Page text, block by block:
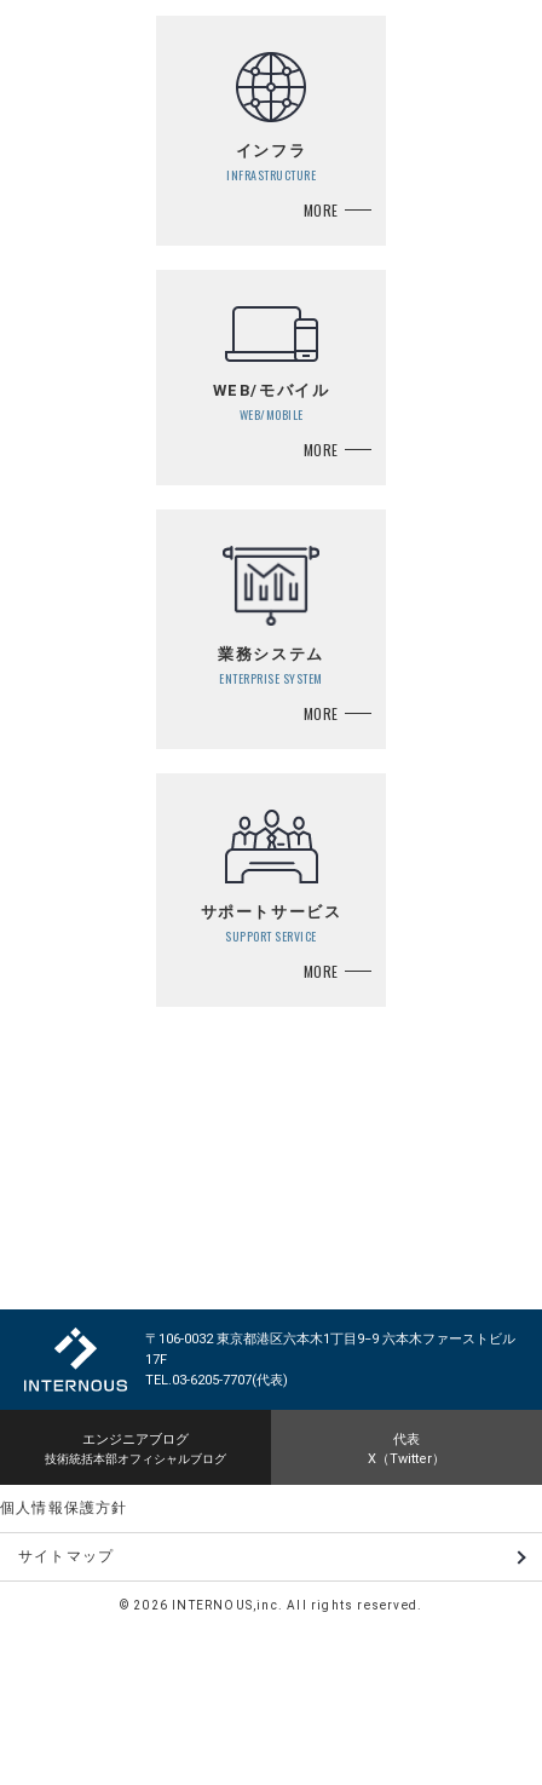
インフラ
INFRASTRUCTURE
MORE
WEB/モバイル
WEB/MOBILE
MORE
業務システム
ENTERPRISE SYSTEM
MORE
サポートサービス
SUPPORT SERVICE
MORE
〒106-0032 東京都港区六本木1丁目9−9 六本木ファーストビル
17F
TEL.03-6205-7707(代表)
エンジニアブログ
技術統括本部オフィシャルブログ
代表
X（Twitter）
個人情報保護方針
サイトマップ
© 2026 INTERNOUS,inc. All rights reserved.